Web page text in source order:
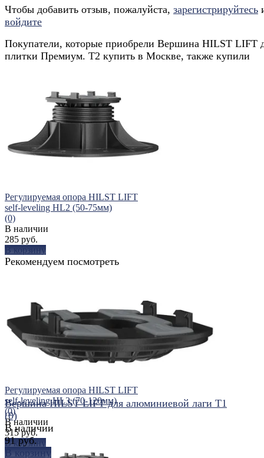
Чтобы добавить отзыв, пожалуйста, зарегистрируйтесь
войдите
Покупатели, которые приобрели Вершина HILST LIFT
плитки Премиум. Т2 купить в Москве, также купили
избранное
Регулируемая опора HILST LIFT
self-leveling HL2 (50-75мм)
(0)
В наличии
285 руб.
В корзину
Регулируемая опора HILST LIFT
self-leveling HL3 (70-120мм)
(0)
В наличии
315 руб.
В корзину
Рекомендуем посмотреть
Вершина HILST LIFT для алюминиевой лаги Т1
(0)
В наличии
91 руб.
В корзину